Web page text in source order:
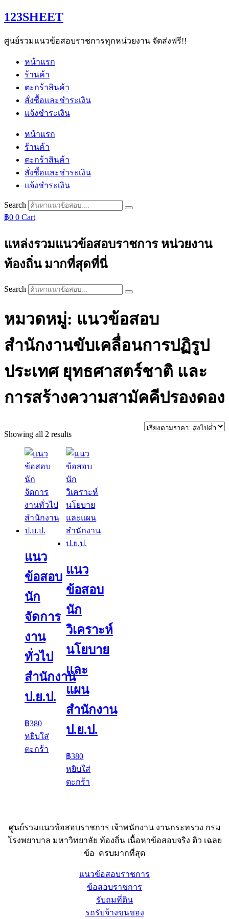
Skip
to
123SHEET
ศูนย์รวมแนวข้อสอบราชการทุกหน่วยงาน จัดส่งฟรี!!
หน้าแรก
ร้านค้า
ตะกร้าสินค้า
สั่งซื้อและชำระเงิน
แจ้งชำระเงิน
หน้าแรก
ร้านค้า
ตะกร้าสินค้า
สั่งซื้อและชำระเงิน
แจ้งชำระเงิน
Search
฿0 0 Cart
แหล่งรวมแนวข้อสอบราชการ หน่วยงาน
ท้องถิ่น มากที่สุดที่นี่
Search
หมวดหมู่: แนวข้อสอบ
สำนักงานขับเคลื่อนการปฏิรูป
ประเทศ ยุทธศาสตร์ชาติ และ
การสร้างความสามัคคีปรองดอง
Showing all 2 resultsSorted
price:
high
to
low
แนว
ข้อสอบ
นัก
จัดการ
งาน
ทั่วไป
สำนักงาน
ป.ย.ป.
฿380
หยิบใส่
ตะกร้า
แนว
ข้อสอบ
นัก
วิเคราะห์
นโยบาย
และ
แผน
สำนักงาน
ป.ย.ป.
฿380
หยิบใส่
ตะกร้า
ศูนย์รวมแนวข้อสอบราชการ เจ้าพนักงาน งานกระทรวง กรม
โรงพยาบาล มหาวิทยาลัย ท้องถิ่น เนื้อหาข้อสอบจริง ติว เฉลย
ข้อ ครบมากที่สุด
แนวข้อสอบราชการ
ข้อสอบราชการ
รับถมที่ดิน
รถรับจ้างขนของ